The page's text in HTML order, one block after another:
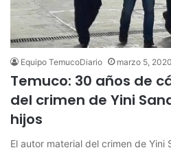
Equipo TemucoDiario marzo 5, 2020
Temuco: 30 años de
del crimen de Yini
hijos
El autor material del crimen de Yini